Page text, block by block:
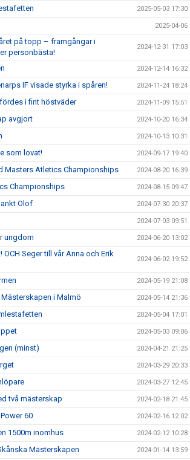
2025-05-03 17:30
2025-04-06
på topp – framgångar i
personbästa!
2024-12-31 17:03
2024-12-14 16:32
IF visade styrka i spåren! 2024-11-24 18:24
i fint höstväder 2024-11-09 15:51
avgjort 2024-10-20 16:34
2024-10-13 10:31
som lovat! 2024-09-17 19:40
Masters Atletics Championships 2024-08-20 16:39
Championships 2024-08-15 09:47
Olof 2024-07-30 20:37
2024-07-03 09:51
ungdom 2024-06-20 13:02
OCH Seger till vår Anna och Erik
2024-06-02 19:52
2024-05-19 21:08
i Malmö 2024-05-14 21:36
2024-05-04 17:01
2024-05-03 09:06
(minst) 2024-04-21 21:25
2024-03-29 20:33
2024-03-27 12:45
två mästerskap 2024-02-18 21:45
60 2024-02-16 12:02
1500m inomhus 2024-02-12 10:28
Mästerskapen 2024-01-14 13:59